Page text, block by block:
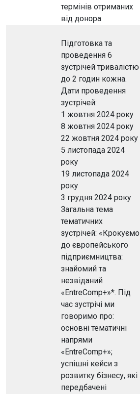
термінів отриманих
від донора.
Підготовка та
проведення 6
зустрічей тривалістю
до 2 годин кожна.
Дати проведення
зустрічей:
1 жовтня 2024 року
8 жовтня 2024 року
22 жовтня 2024 року
5 листопада 2024
року
19 листопада 2024
року
3 грудня 2024 року
Загальна тема
тематичних
зустрічей: «Крокуємо
до європейського
підприємництва:
знайомий та
незвіданий
«EntreComp+»*. Під
час зустрічі ми
говоримо про:
основні тематичні
напрями
«EntreComp+»;
успішні кейси з
розвитку бізнесу, які
передбачені